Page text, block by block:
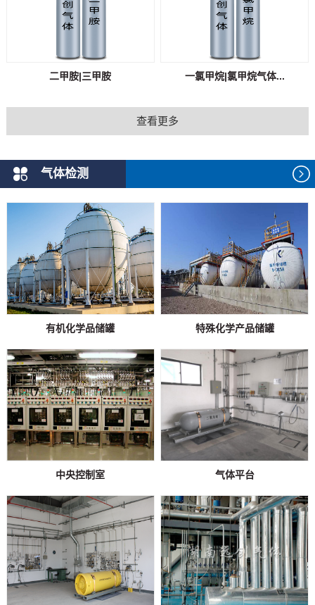
二甲胺|三甲胺 一氯甲烷|氯甲烷气体...
查看更多
气体检测
有机化学品储罐 特殊化学产品储罐
中央控制室 气体平台